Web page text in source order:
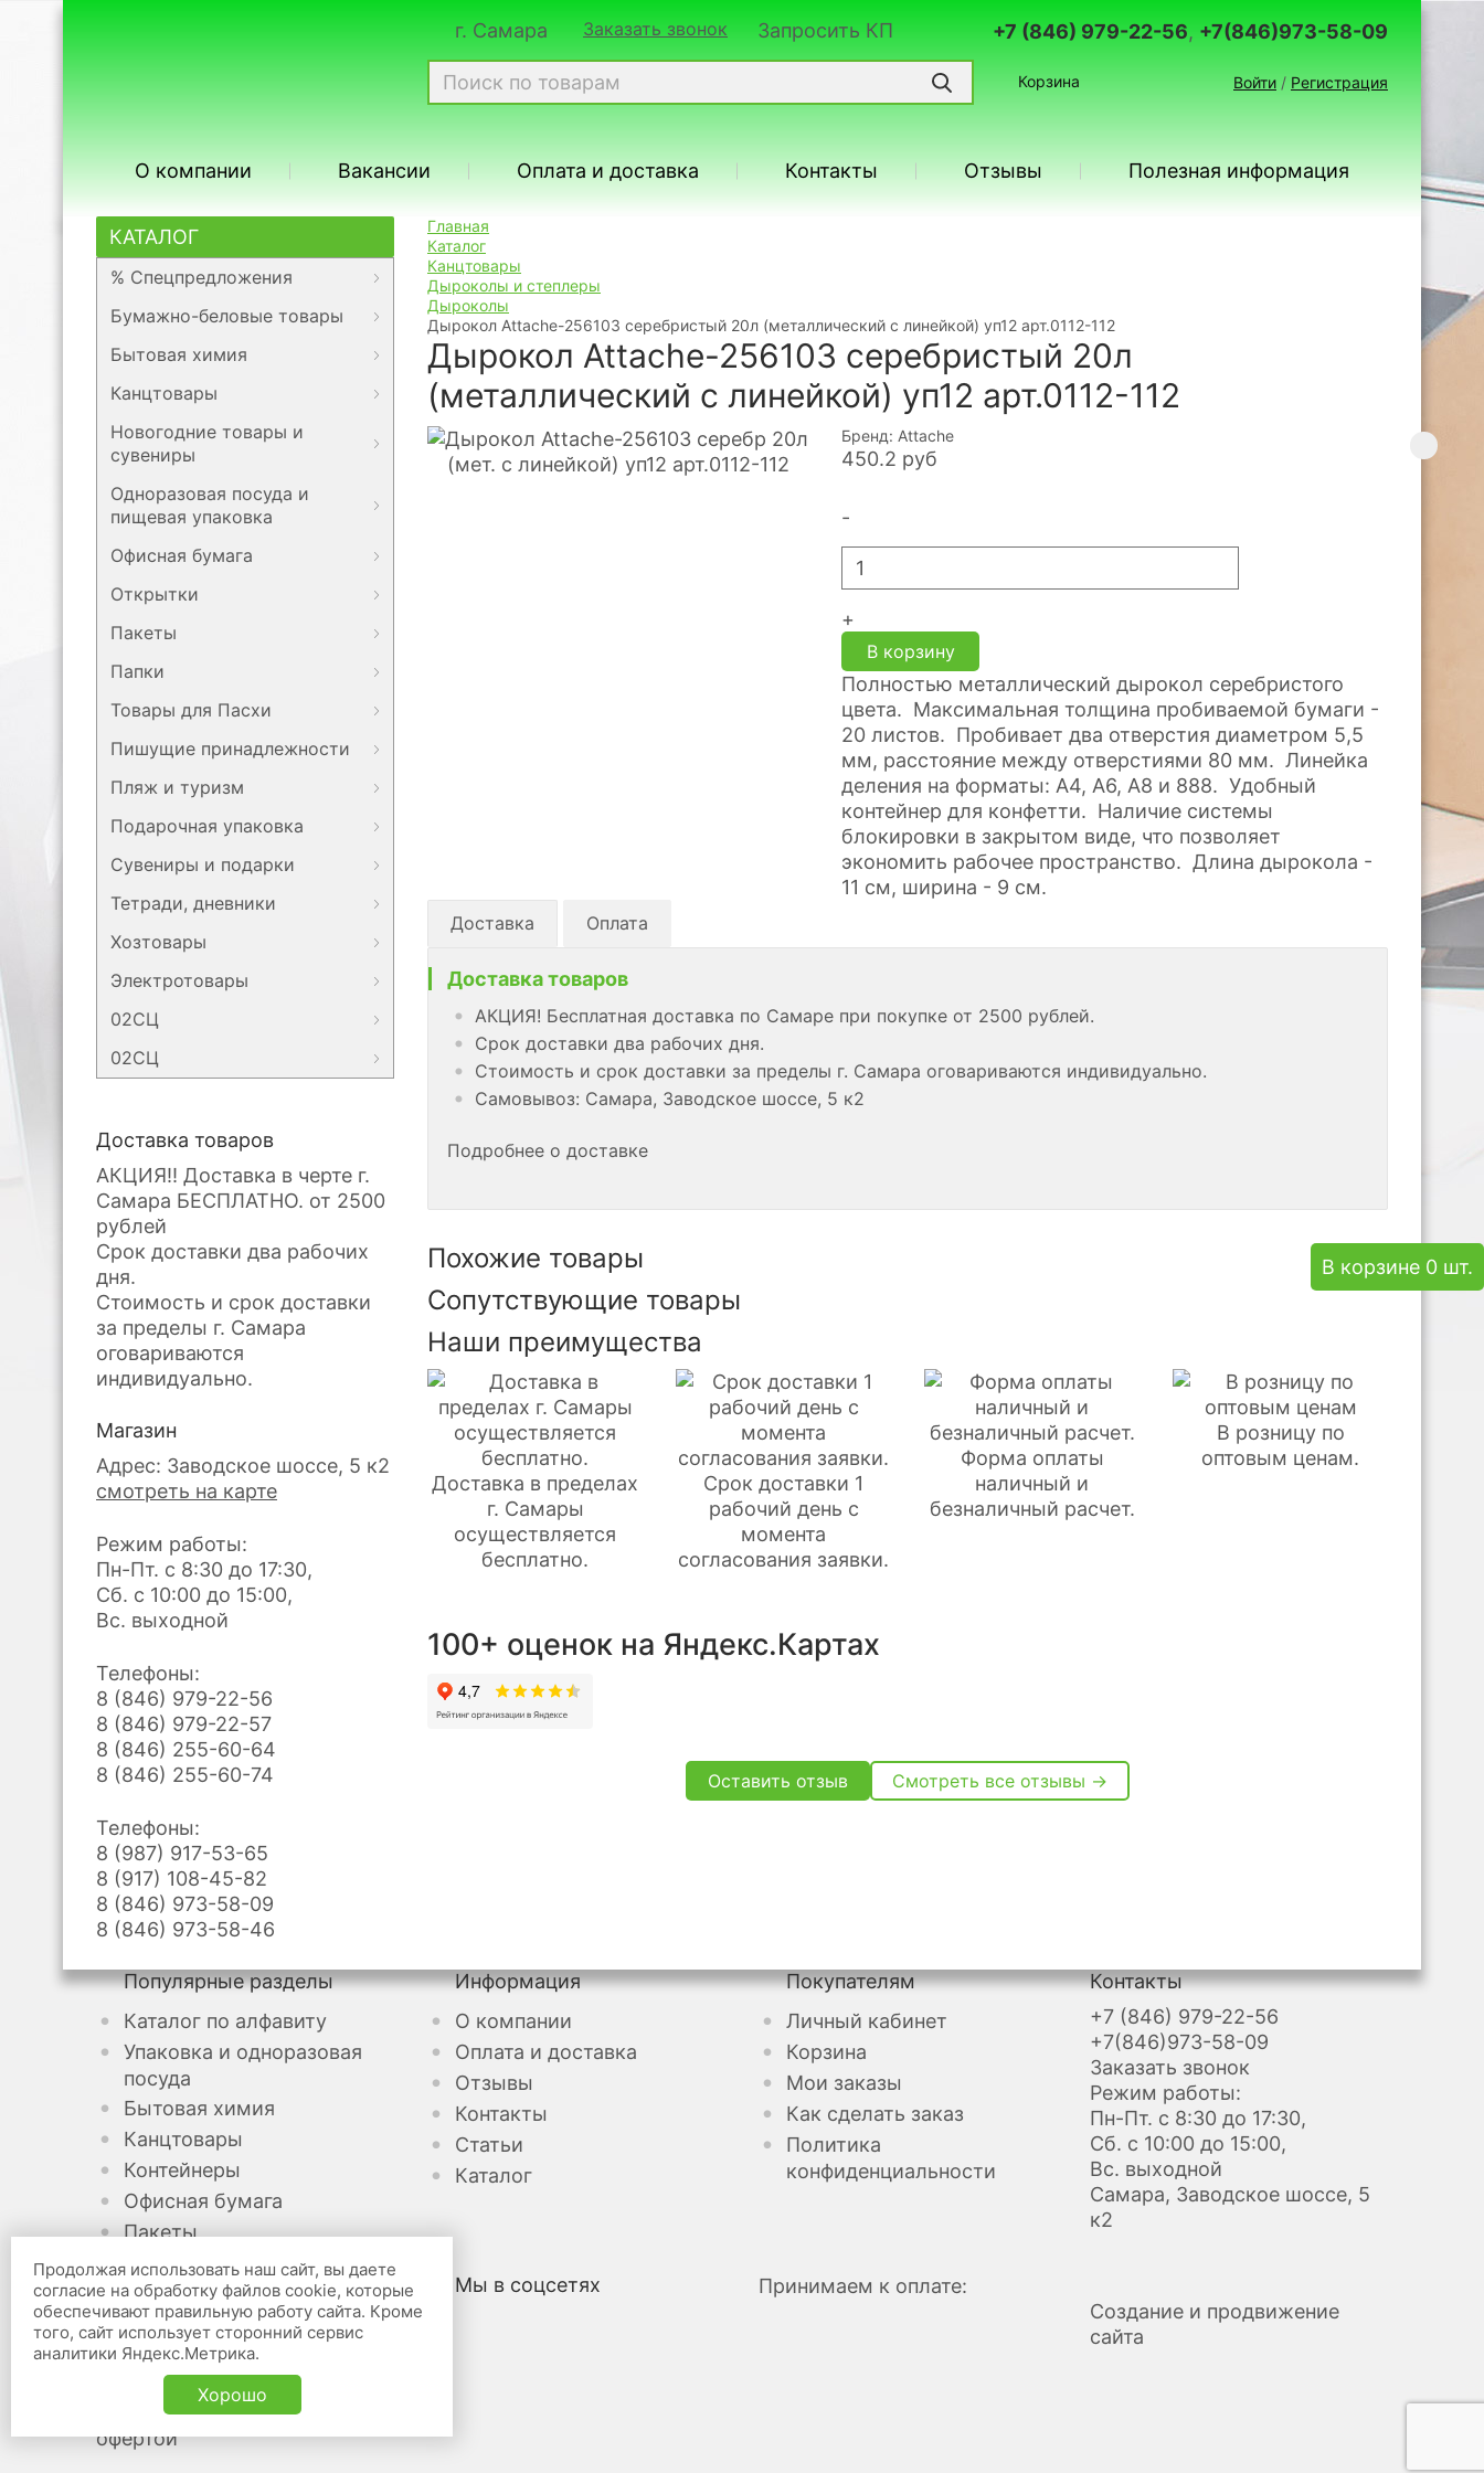
г. Самара Заказать звонок Запросить КП +7 (846) 979-22-56, +7(846)973-58-09
Корзина Войти / Регистрация
В корзине 0 шт.
О компании Вакансии Оплата и доставка Контакты Отзывы Полезная информация
КАТАЛОГ
% Спецпредложения
Бумажно-беловые товары
Бытовая химия
Канцтовары
Новогодние товары и
сувениры
Одноразовая посуда и
пищевая упаковка
Офисная бумага
Открытки
Пакеты
Папки
Товары для Пасхи
Пишущие принадлежности
Пляж и туризм
Подарочная упаковка
Сувениры и подарки
Тетради, дневники
Хозтовары
Электротовары
02СЦ
02СЦ
Доставка товаров
АКЦИЯ!! Доставка в черте г.
Самара БЕСПЛАТНО. от 2500
рублей
Срок доставки два рабочих
дня.
Стоимость и срок доставки
за пределы г. Самара
оговариваются
индивидуально.
Магазин
Адрес: Заводское шоссе, 5 к2
смотреть на карте
Режим работы:
Пн-Пт. с 8:30 до 17:30,
Сб. с 10:00 до 15:00,
Вс. выходной
Телефоны:
8 (846) 979-22-56
8 (846) 979-22-57
8 (846) 255-60-64
8 (846) 255-60-74
Телефоны:
8 (987) 917-53-65
8 (917) 108-45-82
8 (846) 973-58-09
8 (846) 973-58-46
Главная
Каталог
Канцтовары
Дыроколы и степлеры
Дыроколы
Дырокол Attache-256103 серебристый 20л (металлический с линейкой) уп12 арт.0112-112
Дырокол Attache-256103 серебристый 20л
(металлический с линейкой) уп12 арт.0112-112
Бренд: Attache
450.2 руб
-
+
В корзину
Полностью металлический дырокол серебристого
цвета. Максимальная толщина пробиваемой бумаги -
20 листов. Пробивает два отверстия диаметром 5,5
мм, расстояние между отверстиями 80 мм. Линейка
деления на форматы: А4, А6, А8 и 888. Удобный
контейнер для конфетти. Наличие системы
блокировки в закрытом виде, что позволяет
экономить рабочее пространство. Длина дырокола -
11 см, ширина - 9 см.
Доставка Оплата
Доставка товаров
АКЦИЯ! Бесплатная доставка по Самаре при покупке от 2500 рублей.
Срок доставки два рабочих дня.
Стоимость и срок доставки за пределы г. Самара оговариваются индивидуально.
Самовывоз: Самара, Заводское шоссе, 5 к2
Подробнее о доставке
Похожие товары
Сопутствующие товары
Наши преимущества
Доставка в пределах
г. Самары
осуществляется
бесплатно.
Срок доставки 1
рабочий день с
момента
согласования заявки.
Форма оплаты
наличный и
безналичный расчет.
В розницу по
оптовым ценам.
100+ оценок на Яндекс.Картах
Оставить отзыв Смотреть все отзывы →
Популярные разделы
Каталог по алфавиту
Упаковка и одноразовая
посуда
Бытовая химия
Канцтовары
Контейнеры
Офисная бумага
Пакеты
Информация
О компании
Оплата и доставка
Отзывы
Контакты
Статьи
Каталог
Покупателям
Личный кабинет
Корзина
Мои заказы
Как сделать заказ
Политика
конфиденциальности
Контакты
+7 (846) 979-22-56
+7(846)973-58-09
Заказать звонок
Режим работы:
Пн-Пт. с 8:30 до 17:30,
Сб. с 10:00 до 15:00,
Вс. выходной
Самара, Заводское шоссе, 5
к2
Канцелярские товары оптом
и в розницу «Бридж» © 2026
Карта сайта
Не является публичной
офертой
Мы в соцсетях
Принимаем к оплате:
Создание и продвижение
сайта
Продолжая использовать наш сайт, вы даете
согласие на обработку файлов cookie, которые
обеспечивают правильную работу сайта. Кроме
того, сайт использует сторонний сервис
аналитики Яндекс.Метрика.
Хорошо